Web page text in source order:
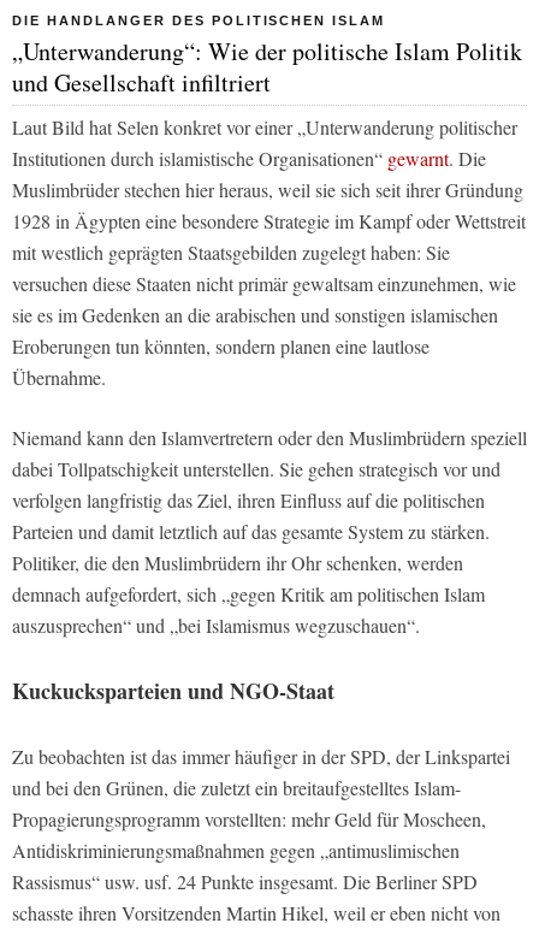
DIE HANDLANGER DES POLITISCHEN ISLAM
„Unterwanderung“: Wie der politische Islam Politik
und Gesellschaft infiltriert
LautBild hat Selen konkret vor einer „Unterwanderung politischer
Institutionen durch islamistische Organisationen“ gewarnt. Die
Muslimbrüder stechen hier heraus, weil sie sich seit ihrer Gründung
1928 in Ägypten eine besondere Strategie im Kampf oder Wettstreit
mit westlich geprägten Staatsgebilden zugelegt haben: Sie
versuchen diese Staaten nicht primär gewaltsam einzunehmen, wie
sie es im Gedenken an die arabischen und sonstigen islamischen
Eroberungen tun könnten, sondern planen eine lautlose
Übernahme.
Niemand kann den Islamvertretern oder den Muslimbrüdern speziell
dabei Tollpatschigkeit unterstellen. Sie gehen strategisch vor und
verfolgen langfristig das Ziel, ihren Einfluss auf die politischen
Parteien und damit letztlich auf das gesamte System zu stärken.
Politiker, die den Muslimbrüdern ihr Ohr schenken, werden
demnach aufgefordert, sich „gegen Kritik am politischen Islam
auszusprechen“ und „bei Islamismus wegzuschauen“.
Kuckucksparteien und NGO-Staat
Zu beobachten ist das immer häufiger in der SPD, der Linkspartei
und bei den Grünen, die zuletzt ein breitaufgestelltes Islam-
Propagierungsprogramm vorstellten: mehr Geld für Moscheen,
Antidiskriminierungsmaßnahmen gegen „antimuslimischen
Rassismus“ usw. usf. 24 Punkte insgesamt. Die Berliner SPD
schasste ihren Vorsitzenden Martin Hikel, weil er eben nicht von